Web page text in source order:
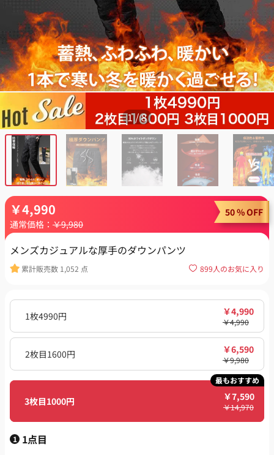
1/8
￥4,990
通常価格： ￥9,980
50 % OFF
メンズカジュアルな厚手のダウンパンツ
累計販売数 1,052 点 899人のお気に入り
1枚4990円 ￥4,990
￥4,990
2枚目1600円 ￥9,980
￥6,590
3枚目1000円 ￥14,970
￥7,590
最もおすすめ
1 1点目